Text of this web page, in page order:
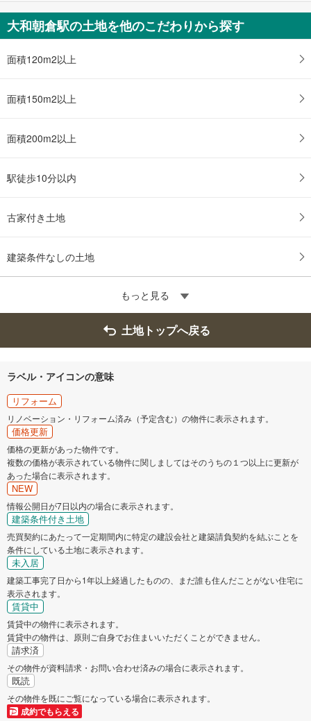
大和朝倉駅の土地を他のこだわりから探す
面積120m2以上
面積150m2以上
面積200m2以上
駅徒歩10分以内
古家付き土地
建築条件なしの土地
もっと見る
土地トップへ戻る
ラベル・アイコンの意味
リフォーム
リノベーション・リフォーム済み（予定含む）の物件に表示されます。
価格更新
価格の更新があった物件です。
複数の価格が表示されている物件に関しましてはそのうちの１つ以上に更新が
あった場合に表示されます。
NEW
情報公開日が7日以内の場合に表示されます。
建築条件付き土地
売買契約にあたって一定期間内に特定の建設会社と建築請負契約を結ぶことを
条件にしている土地に表示されます。
未入居
建築工事完了日から1年以上経過したものの、まだ誰も住んだことがない住宅に
表示されます。
賃貸中
賃貸中の物件に表示されます。
賃貸中の物件は、原則ご自身でお住まいいただくことができません。
請求済
その物件が資料請求・お問い合わせ済みの場合に表示されます。
既読
その物件を既にご覧になっている場合に表示されます。
成約でもらえる